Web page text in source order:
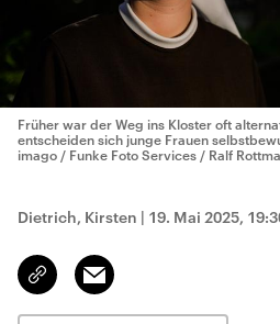
Früher war der Weg ins Kloster oft
entscheiden sich junge Frauen
imago / Funke Foto Services / Ralf
Dietrich, Kirsten | 19. Mai 2025,
Link
kopieren/teilen
Email